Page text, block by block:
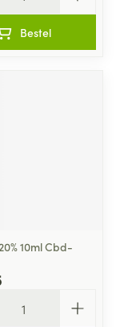
Bestel
10ml Cbd-